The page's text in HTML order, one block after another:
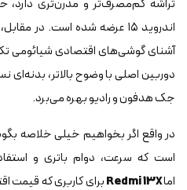
آشنای گوشی‌های اقتصادی شیائومی
دوربین اصلی با وضوح بالاتر،
جک هدفون و رادیو بهره می‌برد.
در واقع اگر بخواهیم خیلی خلاصه
است که سرعت، دوام باتری و
اماRedmi 13X
برای کاربری که قیمت